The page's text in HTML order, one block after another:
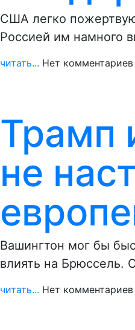
США легко
Россией им намного
читать... Нет комментариев
Трамп
не
Вашингтон мог бы
влиять на Брюссель.
читать... Нет комментариев